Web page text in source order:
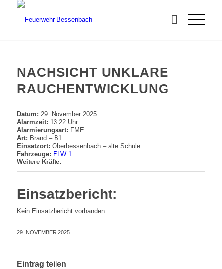
NACHSICHT UNKLARE
RAUCHENTWICKLUNG
Datum: 29. November 2025
Alarmzeit: 13:22 Uhr
Alarmierungsart: FME
Art: Brand – B1
Einsatzort: Oberbessenbach – alte Schule
Fahrzeuge: ELW 1
Weitere Kräfte:
Einsatzbericht:
Kein Einsatzbericht vorhanden
29. NOVEMBER 2025
Eintrag teilen